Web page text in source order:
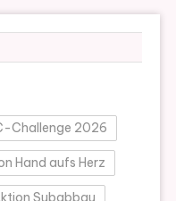
Challenge 2026
Hand aufs Herz
Subabbau